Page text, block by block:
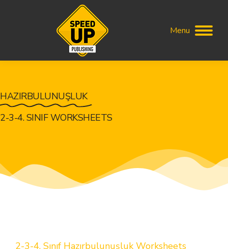
Menu
HAZIRBULUNUŞLUK
2-3-4. SINIF WORKSHEETS
2-3-4. Sınıf Hazırbulunuşluk Worksheets